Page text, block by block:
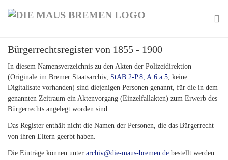
Bürgerrechtsregister von 1855 - 1900
In diesem Namensverzeichnis zu den Akten der Polizeidirektion
(Originale im Bremer Staatsarchiv, StAB 2-P.8, A.6.a.5, keine
Digitalisate vorhanden) sind diejenigen Personen genannt, für die in dem
genannten Zeitraum ein Aktenvorgang (Einzelfallakten) zum Erwerb des
Bürgerrechts angelegt worden sind.
Das Register enthält nicht die Namen der Personen, die das Bürgerrecht
von ihren Eltern geerbt haben.
Die Einträge können unter archiv@die-maus-bremen.de bestellt werden.